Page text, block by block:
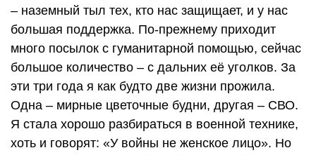
– наземный тыл тех, кто нас защищает, и у нас
большая поддержка. По-прежнему приходит
много посылок с гуманитарной помощью, сейчас
большое количество – с дальних её уголков. За
эти три года я как будто две жизни прожила.
Одна – мирные цветочные будни, другая – СВО.
Я стала хорошо разбираться в военной технике,
хоть и говорят: «У войны не женское лицо». Но